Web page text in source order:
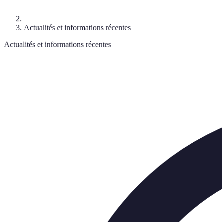
Actualités et informations récentes
Actualités et informations récentes